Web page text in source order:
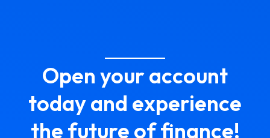
Open your account
today and experience
the future of finance!